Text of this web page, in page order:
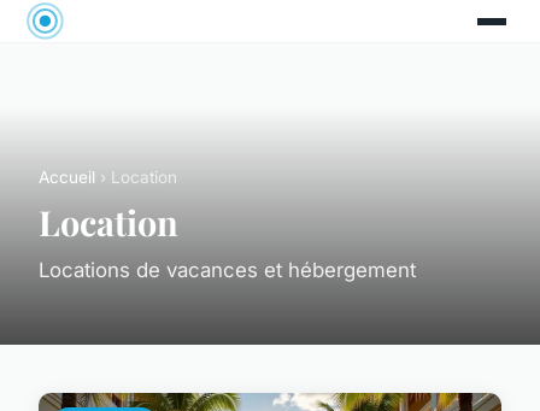
Accueil › Location
Location
Locations de vacances et hébergement